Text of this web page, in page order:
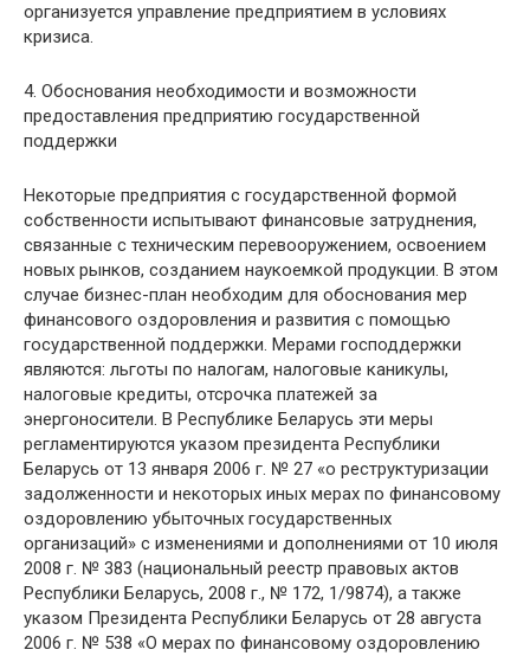
организуется управление предприятием в условиях
кризиса.
4. Обоснования необходимости и возможности
предоставления предприятию государственной
поддержки
Некоторые предприятия с государственной формой
собственности испытывают финансовые затруднения,
связанные с техническим перевооружением, освоением
новых рынков, созданием наукоемкой продукции. В этом
случае бизнес-план необходим для обоснования мер
финансового оздоровления и развития с помощью
государственной поддержки. Мерами господдержки
являются: льготы по налогам, налоговые каникулы,
налоговые кредиты, отсрочка платежей за
энергоносители. В Республике Беларусь эти меры
регламентируются указом президента Республики
Беларусь от 13 января 2006 г. № 27 «о реструктуризации
задолженности и некоторых иных мерах по финансовому
оздоровлению убыточных государственных
организаций» с изменениями и дополнениями от 10 июля
2008 г. № 383 (национальный реестр правовых актов
Республики Беларусь, 2008 г., № 172, 1/9874), а также
указом Президента Республики Беларусь от 28 августа
2006 г. № 538 «О мерах по финансовому оздоровлению